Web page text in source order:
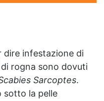
dire infestazione di
rogna sono dovuti
Sarcoptes.
sotto la pelle